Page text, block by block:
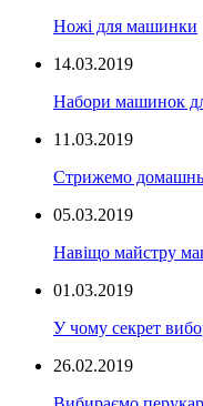
Ножі для машинки
14.03.2019
Набори машинок
11.03.2019
Стрижемо
05.03.2019
Навіщо майстру
01.03.2019
У чому секрет
26.02.2019